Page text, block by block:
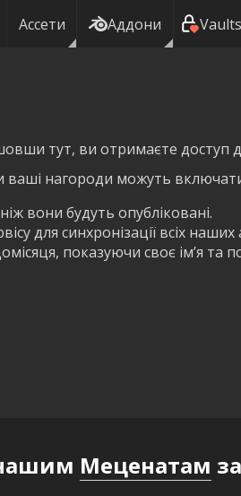
Ассети Аддони Vaults
тут, ви отримаєте доступ
ваші нагороди можуть
вони будуть опубліковані.
для синхронізації всіх
показуючи своє ім’я та
Меценатам